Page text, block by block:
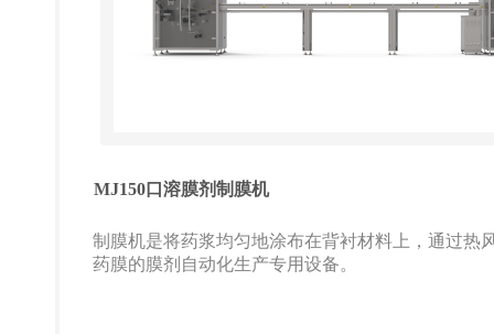
MJ150口溶膜剂制膜机
制膜机是将药浆均匀地涂布在背衬材料上，通过热
药膜的膜剂自动化生产专用设备。